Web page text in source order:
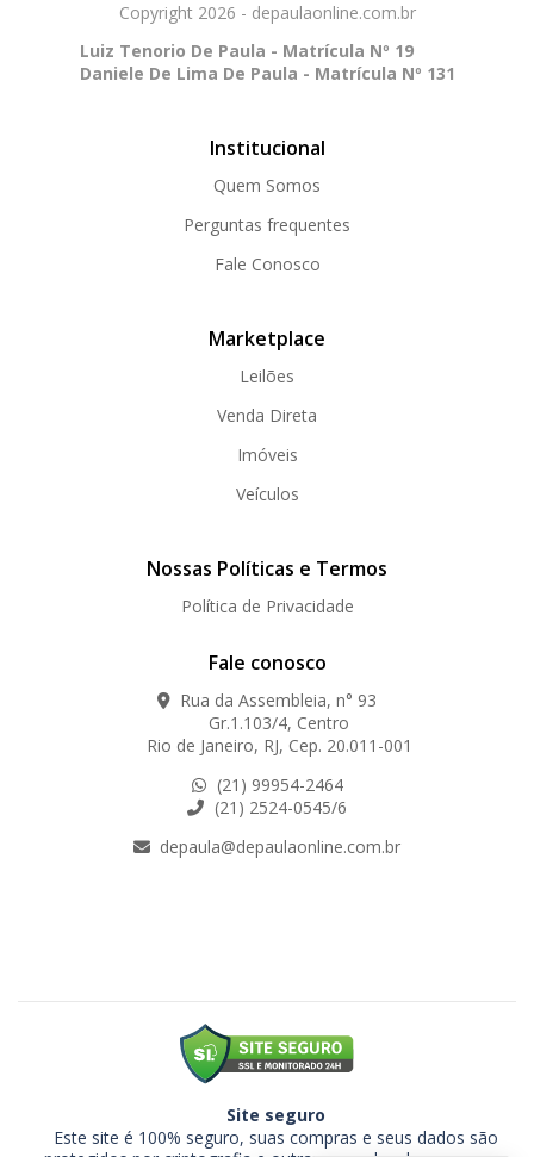
Copyright 2026 - depaulaonline.com.br
Luiz Tenorio De Paula - Matrícula Nº 19
Daniele De Lima De Paula - Matrícula Nº 131
Institucional
Quem Somos
Perguntas frequentes
Fale Conosco
Marketplace
Leilões
Venda Direta
Imóveis
Veículos
Nossas Políticas e Termos
Política de Privacidade
Fale conosco
Rua da Assembleia, n° 93
Gr.1.103/4, Centro
Rio de Janeiro, RJ, Cep. 20.011-001
(21) 99954-2464
(21) 2524-0545/6
depaula@depaulaonline.com.br
Site seguro
Este site é 100% seguro, suas compras e seus dados são